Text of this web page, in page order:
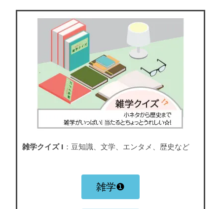
雑学クイズ I ：豆知識、文学、エンタメ、歴史など
雑学❶